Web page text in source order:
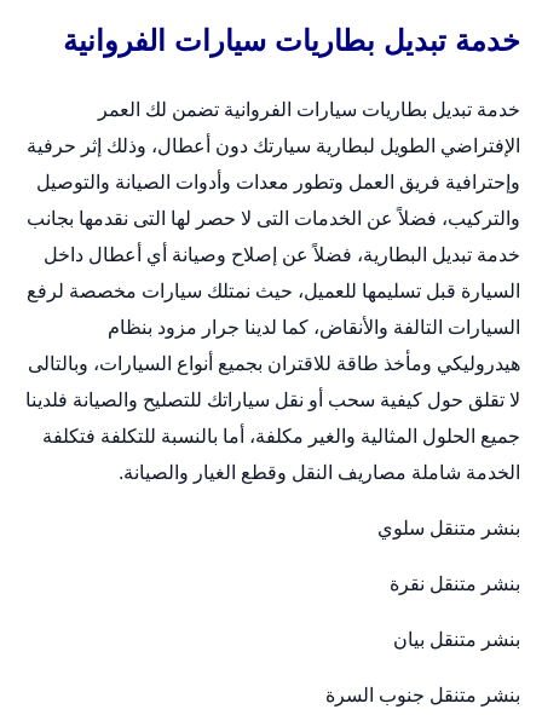
خدمة تبديل بطاريات سيارات الفروانية
خدمة تبديل بطاريات سيارات الفروانية تضمن لك العمر
الإفتراضي الطويل لبطارية سيارتك دون أعطال، وذلك إثر حرفية
وإحترافية فريق العمل وتطور معدات وأدوات الصيانة والتوصيل
والتركيب، فضلاً عن الخدمات التى لا حصر لها التى نقدمها بجانب
خدمة تبديل البطارية، فضلاً عن إصلاح وصيانة أي أعطال داخل
السيارة قبل تسليمها للعميل، حيث نمتلك سيارات مخصصة لرفع
السيارات التالفة والأنقاض، كما لدينا جرار مزود بنظام
هيدروليكي ومأخذ طاقة للاقتران بجميع أنواع السيارات، وبالتالى
لا تقلق حول كيفية سحب أو نقل سياراتك للتصليح والصيانة فلدينا
جميع الحلول المثالية والغير مكلفة، أما بالنسبة للتكلفة فتكلفة
الخدمة شاملة مصاريف النقل وقطع الغيار والصيانة.
بنشر متنقل سلوي
بنشر متنقل نقرة
بنشر متنقل بيان
بنشر متنقل جنوب السرة